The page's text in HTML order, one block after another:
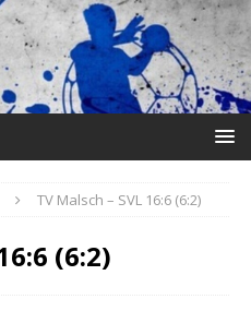
TV Malsch – SVL 16:6 (6:2)
(6:2)